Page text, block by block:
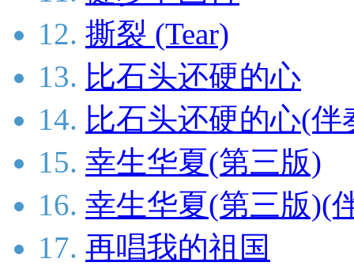
12. 撕裂 (Tear)
13. 比石头还硬的心
14. 比石头还硬的心(伴
15. 幸生华夏(第三版)
16. 幸生华夏(第三版)(
17. 再唱我的祖国